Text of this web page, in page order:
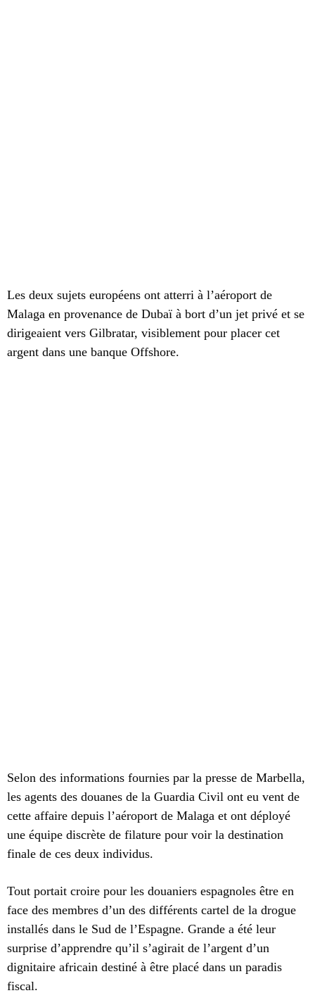
Les deux sujets européens ont atterri à l’aéroport de
Malaga en provenance de Dubaï à bort d’un jet privé et se
dirigeaient vers Gilbratar, visiblement pour placer cet
argent dans une banque Offshore.
Selon des informations fournies par la presse de Marbella,
les agents des douanes de la Guardia Civil ont eu vent de
cette affaire depuis l’aéroport de Malaga et ont déployé
une équipe discrète de filature pour voir la destination
finale de ces deux individus.
Tout portait croire pour les douaniers espagnoles être en
face des membres d’un des différents cartel de la drogue
installés dans le Sud de l’Espagne. Grande a été leur
surprise d’apprendre qu’il s’agirait de l’argent d’un
dignitaire africain destiné à être placé dans un paradis
fiscal.